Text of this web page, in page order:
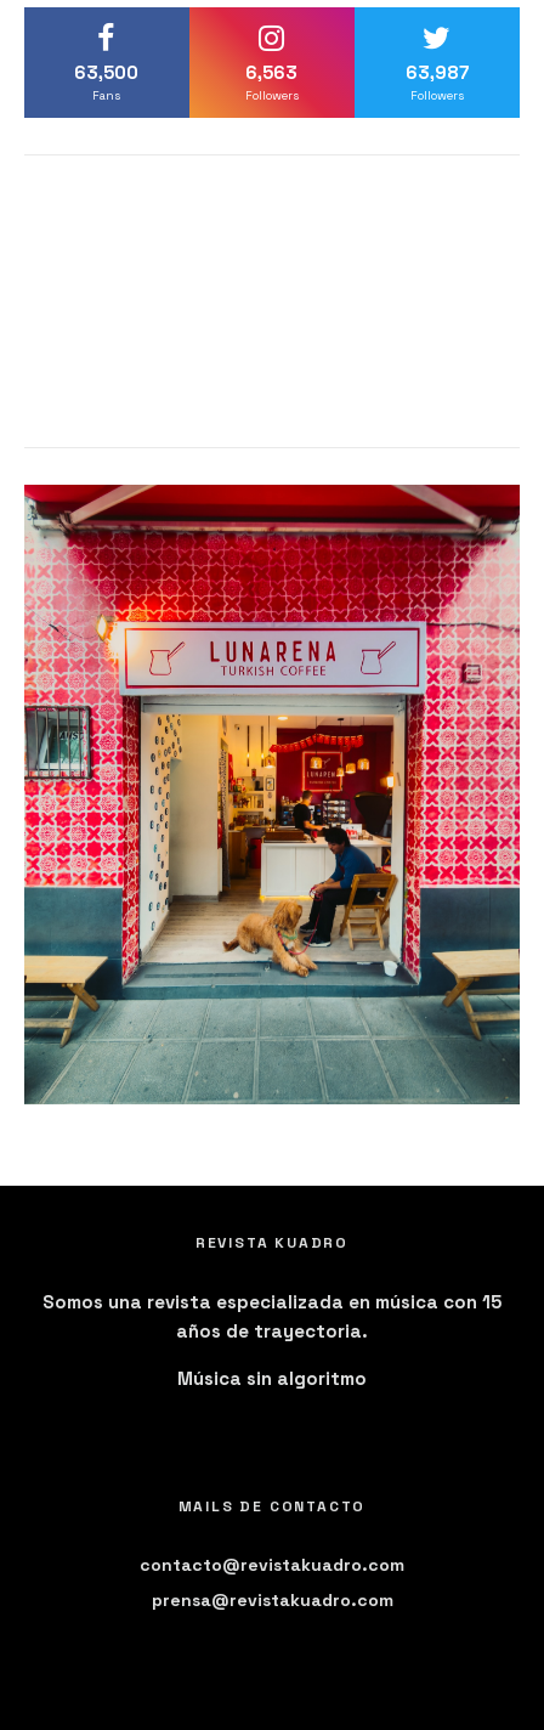
63,500
Fans
6,563
Followers
63,987
Followers
REVISTA KUADRO
Somos una revista especializada en música con 15
años de trayectoria.
Música sin algoritmo
MAILS DE CONTACTO
contacto@revistakuadro.com
prensa@revistakuadro.com